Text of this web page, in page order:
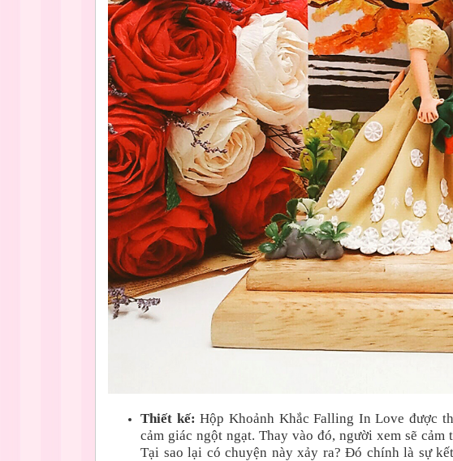
Thiết kế:Hộp Khoảnh Khắc Falling In Love được
cảm giác ngột ngạt. Thay vào đó, người xem sẽ
Tại sao lại có chuyện này xảy ra? Đó chính là sự